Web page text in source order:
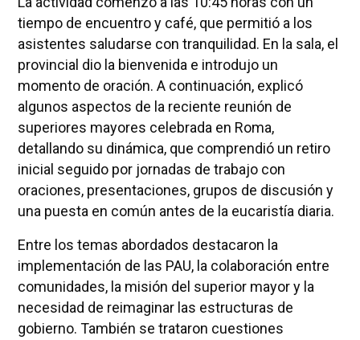
tiempo de encuentro y café, que permitió a los
asistentes saludarse con tranquilidad. En la sala, el
provincial dio la bienvenida e introdujo un
momento de oración. A continuación, explicó
algunos aspectos de la reciente reunión de
superiores mayores celebrada en Roma,
detallando su dinámica, que comprendió un retiro
inicial seguido por jornadas de trabajo con
oraciones, presentaciones, grupos de discusión y
una puesta en común antes de la eucaristía diaria.
Entre los temas abordados destacaron la
implementación de las PAU, la colaboración entre
comunidades, la misión del superior mayor y la
necesidad de reimaginar las estructuras de
gobierno. También se trataron cuestiones